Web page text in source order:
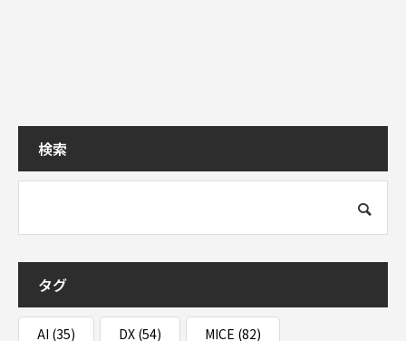
検索
タグ
AI (35) DX (54) MICE (82)